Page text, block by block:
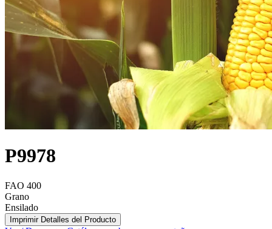
P9978
FAO 400
Grano
Ensilado
Imprimir Detalles del Producto